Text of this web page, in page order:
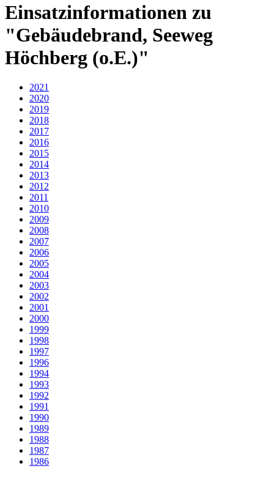
Einsatzinformationen zu
"Gebäudebrand, Seeweg
Höchberg (o.E.)"
2021
2020
2019
2018
2017
2016
2015
2014
2013
2012
2011
2010
2009
2008
2007
2006
2005
2004
2003
2002
2001
2000
1999
1998
1997
1996
1994
1993
1992
1991
1990
1989
1988
1987
1986